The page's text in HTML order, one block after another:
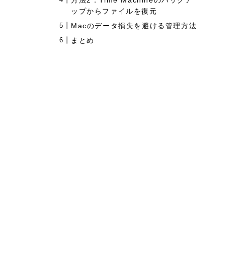
ップからファイルを復元
Macのデータ損失を避ける管理方法
まとめ